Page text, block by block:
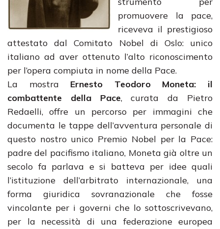
promuovere la pace,
riceveva il prestigioso
attestato dal Comitato Nobel di Oslo: unico
italiano ad aver ottenuto l’alto riconoscimento
per l’opera compiuta in nome della Pace.
La mostra Ernesto Teodoro Moneta: il
combattente della Pace, curata da Pietro
Redaelli, offre un percorso per immagini che
documenta le tappe dell’avventura personale di
questo nostro unico Premio Nobel per la Pace:
padre del pacifismo italiano, Moneta già oltre un
secolo fa parlava e si batteva per idee quali
l’istituzione dell’arbitrato internazionale, una
forma giuridica sovranazionale che fosse
vincolante per i governi che lo sottoscrivevano,
per la necessità di una federazione europea